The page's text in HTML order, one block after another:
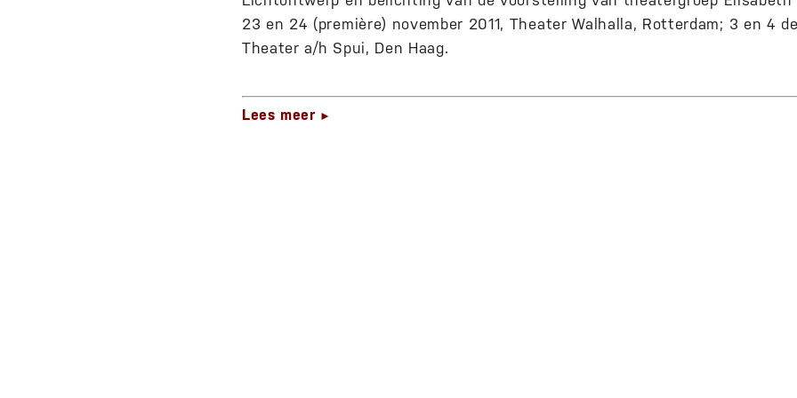
23 en 24 (première) november 2011, Theater Walhalla, Rotterdam; 3 en 4
Theater a/h Spui, Den Haag.
Lees meer ►